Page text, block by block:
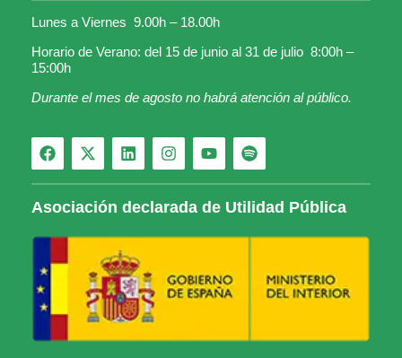
Lunes a Viernes 9.00h – 18.00h
Horario de Verano: del 15 de junio al 31 de julio 8:00h –
15:00h
Durante el mes de agosto no habrá atención al público.
Asociación declarada de Utilidad Pública